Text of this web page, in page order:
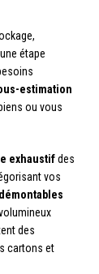
étape
estimation
ou vous
exhaustifdes
vos
des
cartons et